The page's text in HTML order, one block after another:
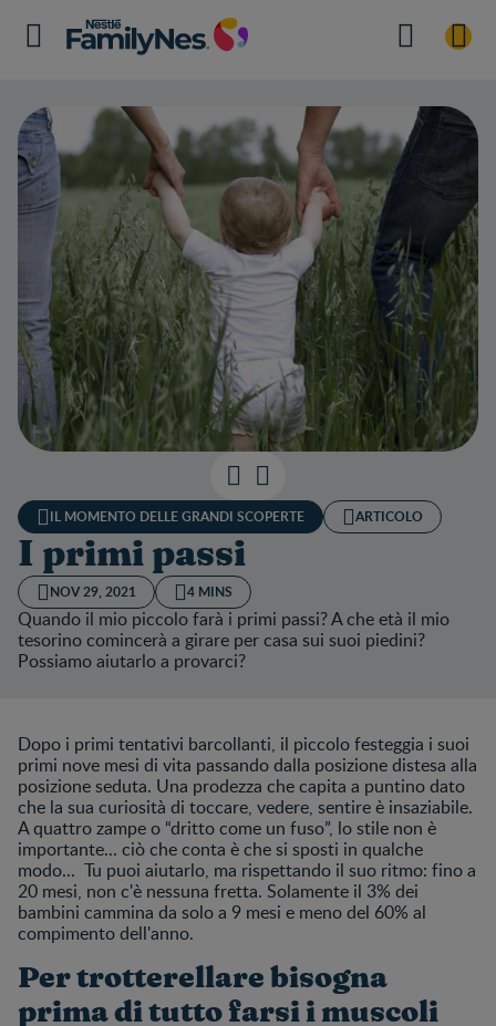
IL MOMENTO DELLE GRANDI SCOPERTE ARTICOLO
I primi passi
NOV 29, 2021 4 MINS
Quando il mio piccolo farà i primi passi? A che età il mio
tesorino comincerà a girare per casa sui suoi piedini?
Possiamo aiutarlo a provarci?
Dopo i primi tentativi barcollanti, il piccolo festeggia i suoi
primi nove mesi di vita passando dalla posizione distesa alla
posizione seduta. Una prodezza che capita a puntino dato
che la sua curiosità di toccare, vedere, sentire è insaziabile.
A quattro zampe o “dritto come un fuso”, lo stile non è
importante... ciò che conta è che si sposti in qualche
modo... Tu puoi aiutarlo, ma rispettando il suo ritmo: fino a
20 mesi, non c'è nessuna fretta. Solamente il 3% dei
bambini cammina da solo a 9 mesi e meno del 60% al
compimento dell'anno.
Per trotterellare bisogna
prima di tutto farsi i muscoli